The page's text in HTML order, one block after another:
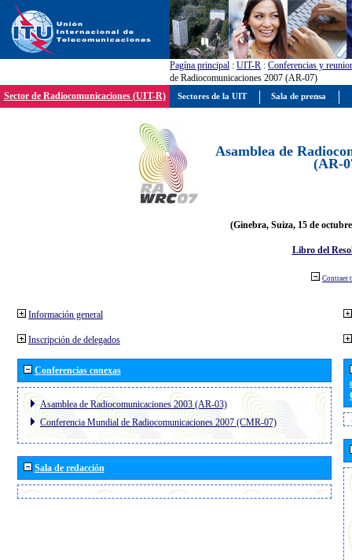
Pagína principal : UIT-R : Conferencias y
de Radiocomunicaciones 2007 (AR-07)
Sector de Radiocomunicaciones (UIT-R)
Asamblea de
(AR-
(Ginebra, Suiza, 15 de
Libro del
Contraer
Información general
Inscripción de delegados
Conferencias conexas
Asamblea de Radiocomunicaciones 2003 (AR-03)
Conferencia Mundial de Radiocomunicaciones 2007 (CMR-07)
Sala de redacción
Sectores de la UIT Sala de prensa